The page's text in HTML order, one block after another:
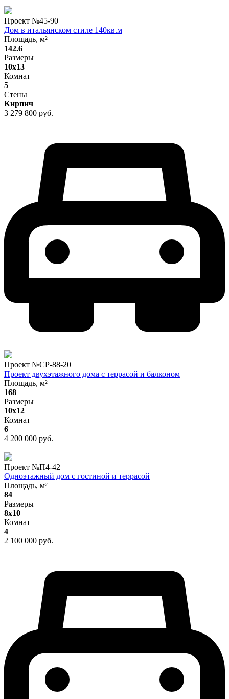
Проект №45-90
Дом в итальянском стиле 140кв.м
Площадь, м²
142.6
Размеры
10x13
Комнат
5
Стены
Кирпич
3 279 800 руб.
Проект №CP-88-20
Проект двухэтажного дома с террасой и балконом
Площадь, м²
168
Размеры
10х12
Комнат
6
4 200 000 руб.
Проект №П4-42
Одноэтажный дом с гостиной и террасой
Площадь, м²
84
Размеры
8х10
Комнат
4
2 100 000 руб.